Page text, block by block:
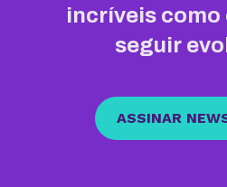
incríveis como
seguir
ASSINAR